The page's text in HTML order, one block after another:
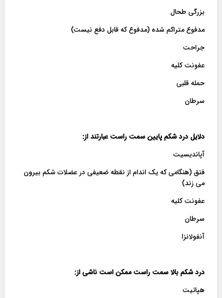
بزرگی طحال
مدفوع متراکم شده (مدفوع که قابل دفع نیست)
جراحت
عفونت کلیه
حمله قلبی
سرطان
دلایل درد شکم پایین سمت راست عبارتند از:
آپاندیسیت
فتق (هنگامی که یک اندام از نقطه ضعیفی در عضلات شکم بیرون
می زند)
عفونت کلیه
سرطان
آنفولانزا
درد شکم بالا سمت راست ممکن است ناشی از:
هپاتیت